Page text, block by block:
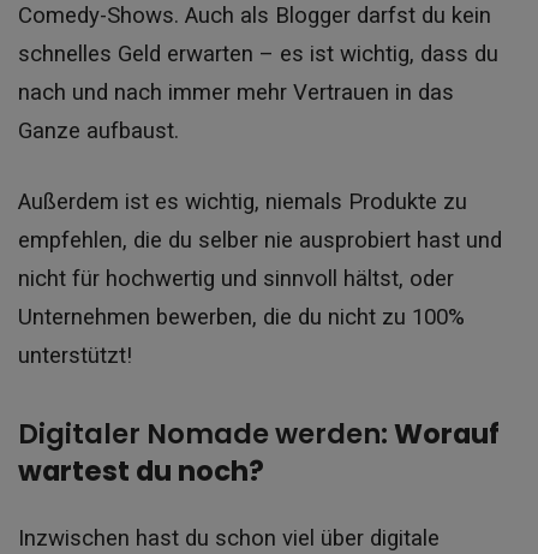
Comedy-Shows. Auch als Blogger darfst du kein
schnelles Geld erwarten – es ist wichtig, dass du
nach und nach immer mehr Vertrauen in das
Ganze aufbaust.
Außerdem ist es wichtig, niemals Produkte zu
empfehlen, die du selber nie ausprobiert hast und
nicht für hochwertig und sinnvoll hältst, oder
Unternehmen bewerben, die du nicht zu 100%
unterstützt!
Digitaler Nomade werden:Worauf
wartest du noch?
Inzwischen hast du schon viel über digitale